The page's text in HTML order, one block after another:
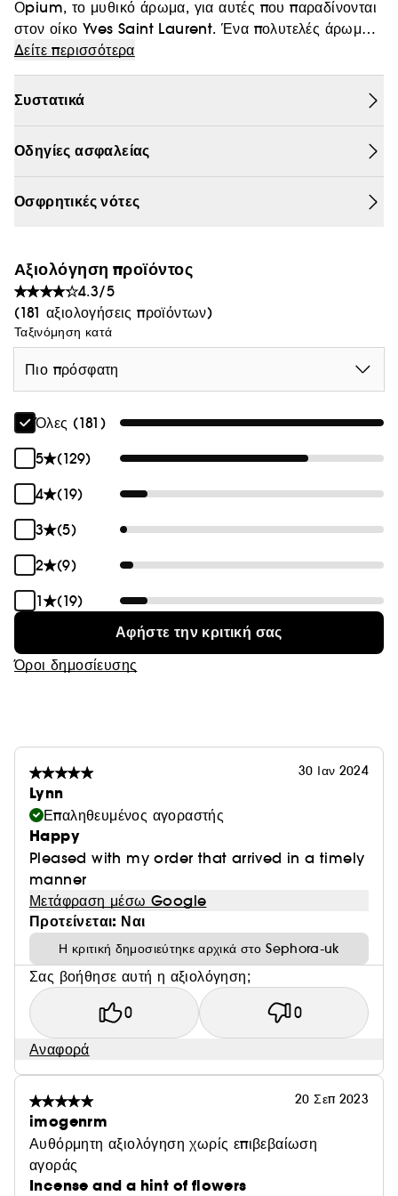
Θαμπάδα
Οpium, το μυθικό άρωμα, για αυτές που παραδίνονται
στον οίκο Yves Saint Laurent. Ένα πολυτελές άρωμα,
ένας ακραίος αισθησιασμός για ένα συγκλονιστικό,
προκλητικό και αισθησιακό ίχνος. Μια ανατολίτικη,
πικάντικη αρμονία: Μανταρίνι - Γιασεμί - Βανίλια. Μια
πλούσια, ανατολίτικη και πικάντικη.
Δείτε περισσότερα
Συστατικά
Οδηγίες ασφαλείας
Οσφρητικές νότες
Αξιολόγηση προϊόντος
4.3/5
(181 αξιολογήσεις προϊόντων)
Ταξινόμηση κατά
Πιο πρόσφατη
Όλες (181)
5
(129)
4
(19)
3
(5)
2
(9)
1
(19)
Αφήστε την κριτική σας
Όροι δημοσίευσης
30 Ιαν 2024
Lynn
Επαληθευμένος αγοραστής
Happy
Pleased with my order that arrived in a timely
manner
Μετάφραση μέσω Google
Προτείνεται: Ναι
Η κριτική δημοσιεύτηκε αρχικά στο Sephora-uk
Σας βοήθησε αυτή η αξιολόγηση;
0 0
Αναφορά
20 Σεπ 2023
imogenrm
Αυθόρμητη αξιολόγηση χωρίς επιβεβαίωση
αγοράς
Incense and a hint of flowers